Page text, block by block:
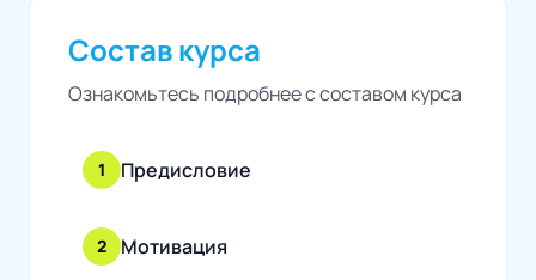
Состав курса
Ознакомьтесь подробнее с составом курса
1 Предисловие
2 Мотивация